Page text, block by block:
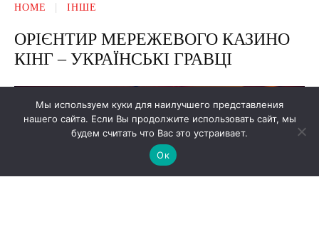
Мы используем куки для наилучшего представления
нашего сайта. Если Вы продолжите использовать сайт, мы
будем считать что Вас это устраивает.
Ок